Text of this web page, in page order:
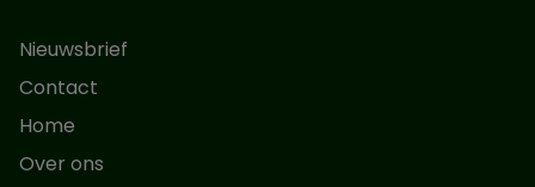
Nieuwsbrief
Contact
Home
Over ons